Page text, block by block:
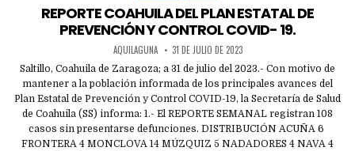
in
REPORTE COAHUILA DEL PLAN ESTATAL DE
PREVENCIÓN Y CONTROL COVID- 19.
AQUILAGUNA 31 DE JULIO DE 2023
Saltillo, Coahuila de Zaragoza; a 31 de julio del 2023.- Con motivo de
mantener a la población informada de los principales avances del
Plan Estatal de Prevención y Control COVID-19, la Secretaría de Salud
de Coahuila (SS) informa: 1.- El REPORTE SEMANAL registran 108
casos sin presentarse defunciones. DISTRIBUCIÓN ACUÑA 6
FRONTERA 4 MONCLOVA 14 MÚZQUIZ 5 NADADORES 4 NAVA 4